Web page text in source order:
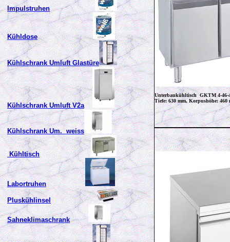
Impulstruhen
Kühldose
Kühlschrank Umluft Glastüre
Kühlschrank Umluft V2a
Kühlschrank Um. weiss
Kühltisch
Labortruhen
Pluskühlinsel
Sahneklimaschrank
Unterbaukühltisch GKTM 4-
Tiefe: 630 mm, Korpushöhe: 460